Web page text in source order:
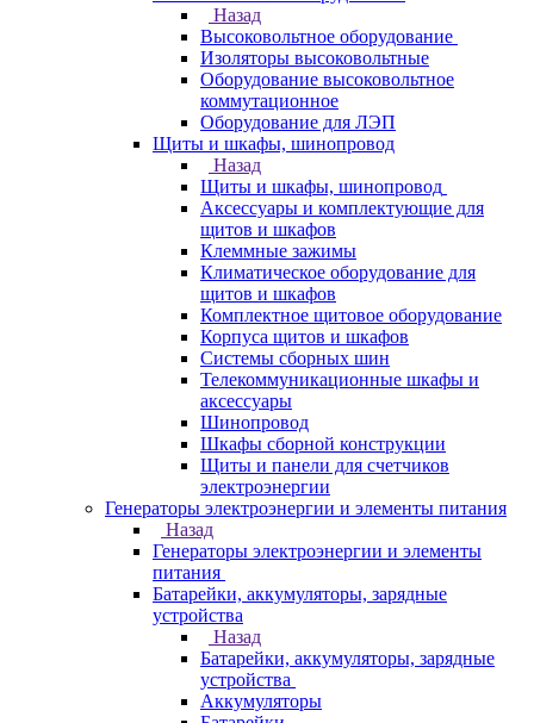
Назад
Высоковольтное оборудование
Изоляторы высоковольтные
Оборудование высоковольтное
коммутационное
Оборудование для ЛЭП
Щиты и шкафы, шинопровод
Назад
Щиты и шкафы, шинопровод
Аксессуары и комплектующие для
щитов и шкафов
Клеммные зажимы
Климатическое оборудование для
щитов и шкафов
Комплектное щитовое оборудование
Корпуса щитов и шкафов
Системы сборных шин
Телекоммуникационные шкафы и
аксессуары
Шинопровод
Шкафы сборной конструкции
Щиты и панели для счетчиков
электроэнергии
Генераторы электроэнергии и элементы питания
Назад
Генераторы электроэнергии и элементы
питания
Батарейки, аккумуляторы, зарядные
устройства
Назад
Батарейки, аккумуляторы, зарядные
устройства
Аккумуляторы